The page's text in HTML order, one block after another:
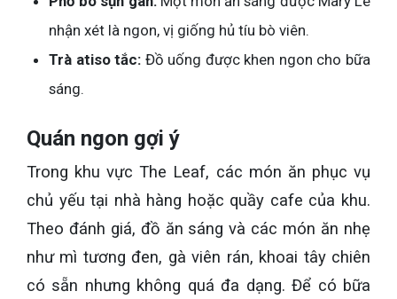
nhận xét là ngon, vị giống hủ tíu bò viên.
Trà atiso tắc: Đồ uống được khen ngon cho bữa
sáng.
Quán ngon gợi ý
Trong khu vực The Leaf, các món ăn phục vụ
chủ yếu tại nhà hàng hoặc quầy cafe của khu.
Theo đánh giá, đồ ăn sáng và các món ăn nhẹ
như mì tương đen, gà viên rán, khoai tây chiên
có sẵn nhưng không quá đa dạng. Để có bữa